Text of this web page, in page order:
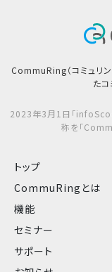
CommuRing（コミュリン
たコ
2023年3月1日「
称を「
トップ
CommuRingとは
機能
セミナー
サポート